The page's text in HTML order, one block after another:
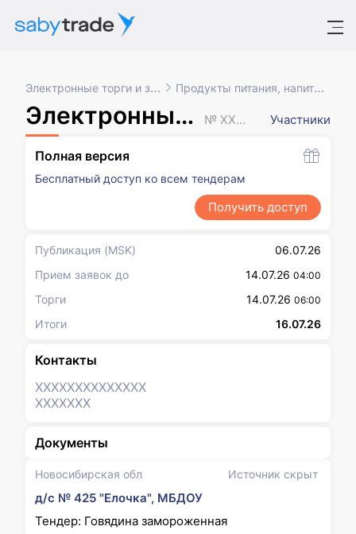
Электронные торги и закупки Продукты питания, напитки, табак
Электронный аукцион № XXXXXXX Участники
Новосибирская обл Источник скрыт
д/с № 425 "Елочка", МБДОУ
Тендер: Говядина замороженная
Полная версия
Бесплатный доступ ко всем тендерам
Получить доступ
Публикация (MSK)
06.07.26
Прием заявок до
14.07.26 04:00
Торги 14.07.26 06:00
Итоги 16.07.26
Контакты
XXXXXXXXXXXXXX
XXXXXXX
Документы